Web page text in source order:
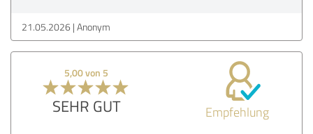
21.05.2026 Anonym
5,00 von 5
SEHR GUT Empfehlung